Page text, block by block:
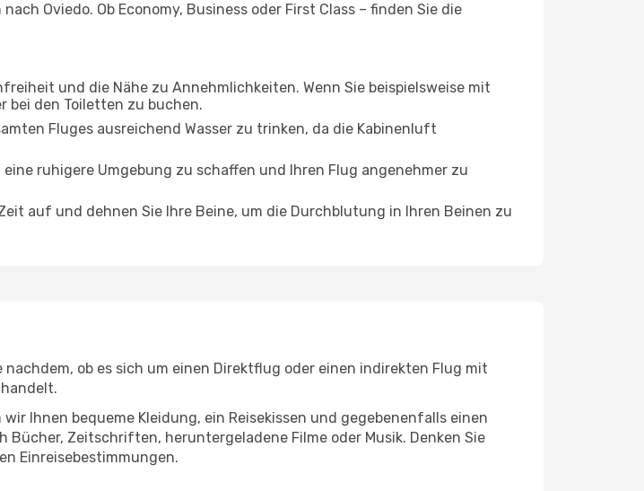
Oviedo. Ob Economy, Business oder First Class – finden Sie die
und die Nähe zu Annehmlichkeiten. Wenn Sie beispielsweise mit
bei den Toiletten zu buchen.
Fluges ausreichend Wasser zu trinken, da die Kabinenluft
ruhigere Umgebung zu schaffen und Ihren Flug angenehmer zu
auf und dehnen Sie Ihre Beine, um die Durchblutung in Ihren Beinen zu
ob es sich um einen Direktflug oder einen indirekten Flug mit
Ihnen bequeme Kleidung, ein Reisekissen und gegebenenfalls einen
Zeitschriften, heruntergeladene Filme oder Musik. Denken Sie
Einreisebestimmungen.